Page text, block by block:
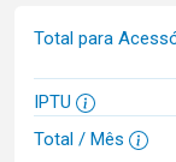
Total para
IPTU
Total / Mês